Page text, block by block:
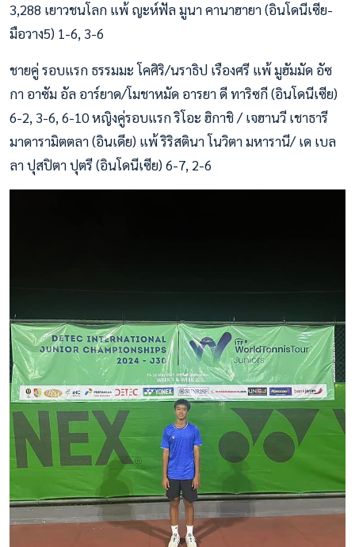
3,288 เยาวชนโลก แพ้ ญะห์ฟัล มูนา คานาฮายา (อินโดนีเซีย-
มือวาง5) 1-6, 3-6
ชายคู่ รอบแรก ธรรมมะ โคศิริ/นราธิป เรืองศรี แพ้ มูฮัมมัด อัซ
กา อาซัม อัล อาร์ยาด/โมชาหมัด อารยา ดี ทาริซกี (อินโดนีเซีย)
6-2, 3-6, 6-10 หญิงคู่รอบแรก ริโอะ ฮิกาชิ / เจฮานวี เชาธารี
มาดารามิตตลา (อินเดีย) แพ้ ริริสตินา โนวิตา มหารานี/ เด เบล
ลา ปุสปิตา ปุตรี (อินโดนีเซีย) 6-7, 2-6